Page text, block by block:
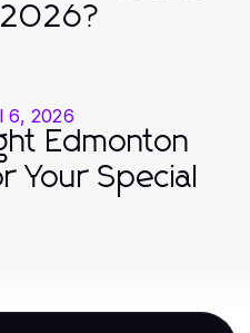
2026?
6, 2026
Edmonton
Your Special